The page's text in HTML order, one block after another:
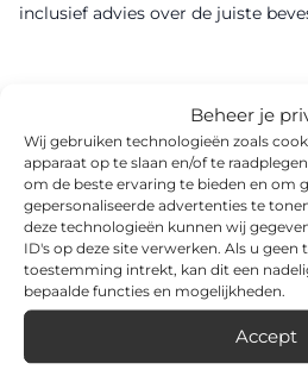
Beheer je
Wij gebruiken technologieën zoals
apparaat op te slaan en/of te
om de beste ervaring te bieden en om
gepersonaliseerde advertenties te
deze technologieën kunnen wij
ID's op deze site verwerken. Als u
toestemming intrekt, kan dit een
bepaalde functies en mogelijkheden.
Accept
inclusief advies over de juiste